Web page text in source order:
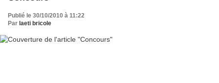
Publié le 30/10/2010 à 11:22
Par laeti bricole